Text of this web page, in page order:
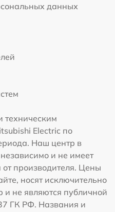
данных
Electric по
Наш центр в
и не имеет
производителя. Цены
носят исключительно
и не являются публичной
ГК РФ. Названия и